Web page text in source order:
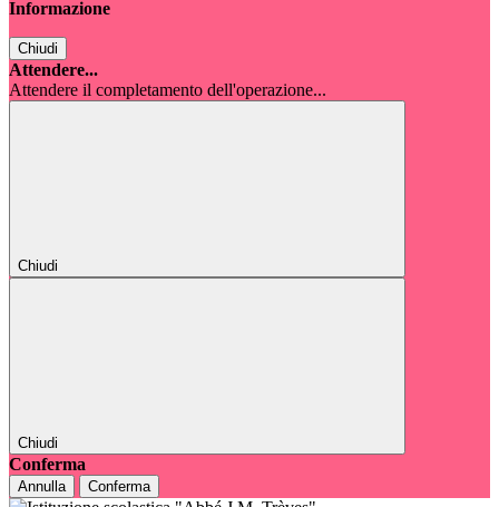
Informazione
Chiudi
Attendere...
Attendere il completamento dell'operazione...
Chiudi
Chiudi
Conferma
Annulla Conferma